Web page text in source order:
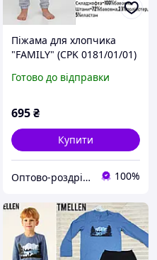
Піжама для хлопчика
"FAMILY" (CPK 0181/01/01)
Готово до відправки
695₴
Купити
Оптово-роздрібний інтернет магазин "Francheska" 100%